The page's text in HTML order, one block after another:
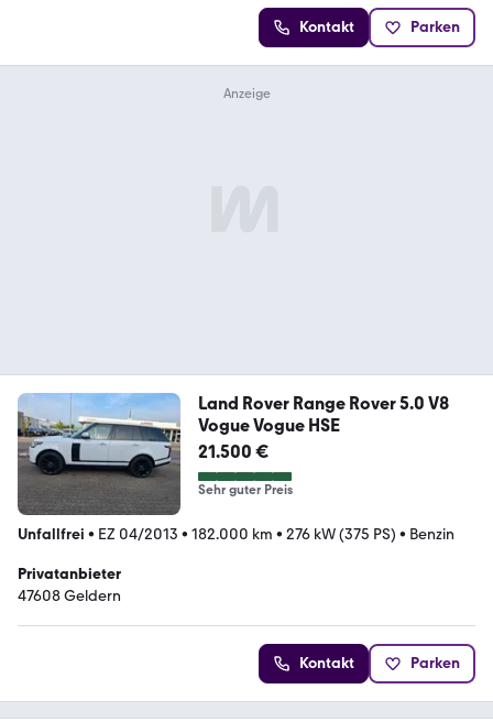
Kontakt Parken
Land Rover Range Rover 5.0 V8
Vogue Vogue HSE
21.500 €
Sehr guter Preis
Unfallfrei • EZ 04/2013 • 182.000 km • 276 kW (375 PS) • Benzin
Privatanbieter
47608 Geldern
Kontakt Parken